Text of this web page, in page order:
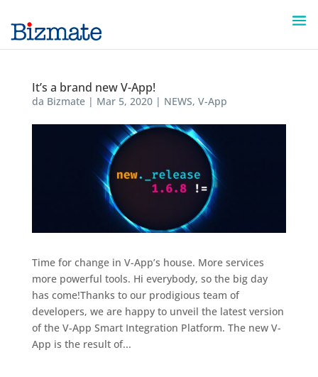
It’s a brand new V-App!
da Bizmate| Mar 5, 2020| NEWS, V-App
Time for change in V-App’s house. More services
more powerful tools. Hi everybody, so the big day
has come!Thanks to our prodigious team of
developers, we are happy to unveil the latest version
of the V-App Smart Integration Platform. The new V-
App is the result of...